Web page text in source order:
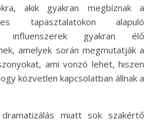
akik gyakran megbíznak a
tapasztalatokon alapuló
influenszerek gyakran élő
amelyek során megmutatják a
ami vonzó lehet, hiszen
közvetlen kapcsolatban állnak a
miatt sok szakértő